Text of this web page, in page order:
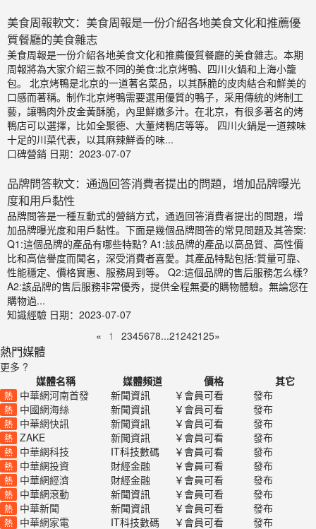
美食周報軟文：美食周報是一份介紹各地美食文化和推薦優
質餐廳的美食雜志
美食周報是一份介紹各地美食文化和推薦優質餐廳的美食雜志。本期
周報將為大家介紹三款不同的美食:北京烤鴨、四川火鍋和上海小籠
包。 北京烤鴨是北京的一道著名菜品，以其酥脆的皮肉結合和鮮美的
口感而著稱。制作北京烤鴨需要選用優質的鴨子，采用傳統的烤制工
藝，讓鴨肉外皮金黃酥脆，內里鮮嫩多汁。在北京，有很多著名的烤
鴨店可以選擇，比如全聚德、大董烤鴨店等等。 四川火鍋是一道辣味
十足的川菜代表，以其麻辣鮮香的味...
口碑營銷 日期：2023-07-07
品牌問答軟文：通過回答消費者提出的問題，增加品牌曝光
度和用戶黏性
品牌問答是一種互動式的營銷方式，通過回答消費者提出的問題，增
加品牌曝光度和用戶黏性。下面是幾個品牌問答的常見問題及其答案:
Q1:這個品牌的產品有哪些特點? A1:該品牌的產品以高品質、高性價
比和高信譽度而聞名，深受消費者喜愛。其產品特點包括:質量可靠、
性能穩定、價格實惠、服務周到等。 Q2:這個品牌的售后服務怎么樣?
A2:該品牌的售后服務非常優秀，提供全程無憂的購物體驗。無論您在
購物過...
知識經驗 日期：2023-07-07
« 1 2345678...21242125»
熱門媒體
更多 ?
媒體名稱
媒體頻道 價格 其它
熱 中華網河南首發 新聞資訊 ￥會員可看 發布
熱 中國網海絲 新聞資訊 ￥會員可看 發布
熱 中華網快訊 新聞資訊 ￥會員可看 發布
熱 ZAKE 新聞資訊 ￥會員可看 發布
熱 中華網科技 IT科技數碼 ￥會員可看 發布
熱 中華網投資 財經金融 ￥會員可看 發布
熱 中華網經濟 財經金融 ￥會員可看 發布
熱 中華網滾動 新聞資訊 ￥會員可看 發布
熱 中華新聞 新聞資訊 ￥會員可看 發布
熱 中華網家電 IT科技數碼 ￥會員可看 發布